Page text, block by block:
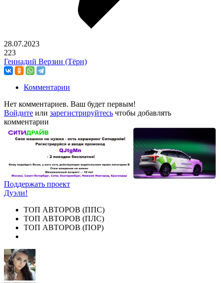
28.07.2023
223
Геннадий Верзин (Тёрн)
Комментарии
Нет комментариев. Ваш будет первым!
Войдите или зарегистрируйтесь чтобы добавлять
комментарии
Поддержать проект
Дуэли!
ТОП АВТОРОВ (ППС)
ТОП АВТОРОВ (ПЛС)
ТОП АВТОРОВ (ПОР)